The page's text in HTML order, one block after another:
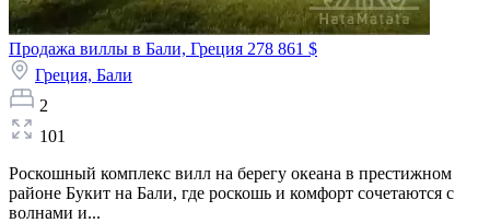
Продажа виллы в Бали, Греция 278 861 $
Греция, Бали
2
101
Роскошный комплекс вилл на берегу океана в престижном
районе Букит на Бали, где роскошь и комфорт сочетаются с
волнами и...